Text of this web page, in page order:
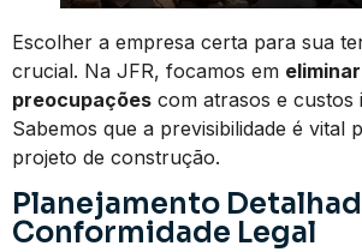
Escolher a empresa certa para sua
crucial. Na JFR, focamos em
preocupações com atrasos e custos
Sabemos que a previsibilidade é vital
projeto de construção.
Planejamento
Conformidade Legal